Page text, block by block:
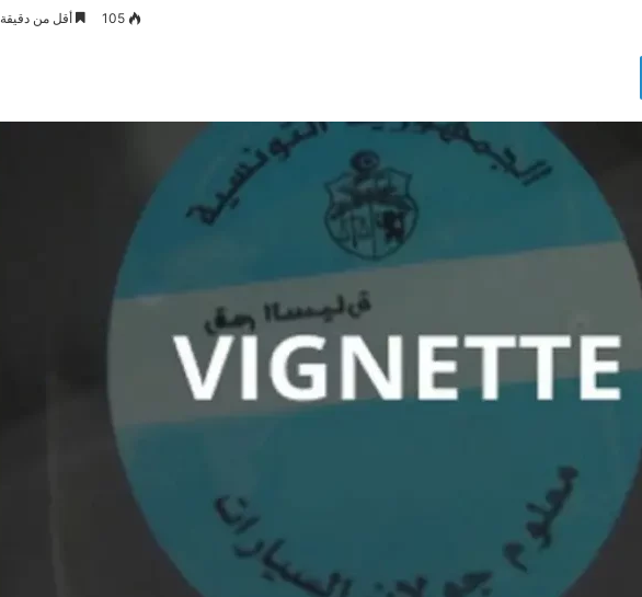
105 أقل من دقيقة
لينكدإن